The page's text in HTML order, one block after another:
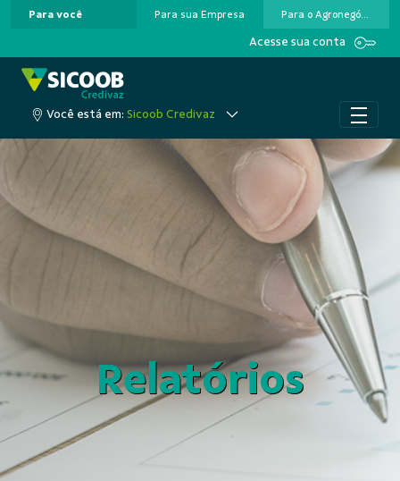
Pular para o Conteúdo principal
Para você Para sua Empresa Para o Agronegócio
Acesse sua conta
Você está em: Sicoob Credivaz
Relatórios